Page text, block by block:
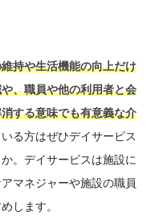
持や生活機能の向上だけ
、職員や他の利用者と会
する意味でも有意義な介
る方はぜひデイサービス
。デイサービスは施設に
マネジャーや施設の職員
します。